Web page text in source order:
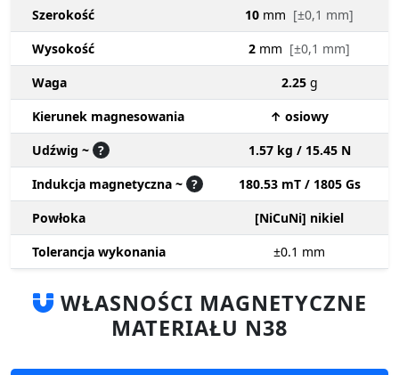
Szerokość
10 mm [±0,1 mm]
Wysokość
2 mm [±0,1 mm]
Waga
2.25 g
Kierunek magnesowania
↑ osiowy
Udźwig ~ ?
1.57 kg / 15.45 N
Indukcja magnetyczna ~ ?
180.53 mT / 1805 Gs
Powłoka
[NiCuNi] nikiel
Tolerancja wykonania
±0.1 mm
WŁASNOŚCI MAGNETYCZNE
MATERIAŁU N38